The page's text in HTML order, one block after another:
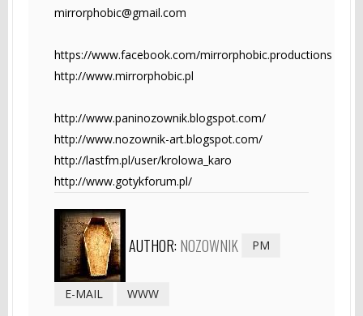
mirrorphobic@gmail.com
https://www.facebook.com/mirrorphobic.productions
http://www.mirrorphobic.pl
http://www.paninozownik.blogspot.com/
http://www.nozownik-art.blogspot.com/
http://lastfm.pl/user/krolowa_karo
http://www.gotykforum.pl/
AUTHOR: NOZOWNIK PM
E-MAIL WWW